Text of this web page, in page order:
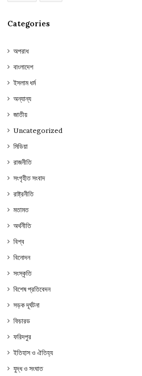
Categories
অপরাধ
বাংলাদেশ
ইসলাম ধর্ম
অন্যান্য
জাতীয়
Uncategorized
মিডিয়া
রাজনীতি
সংগৃহীত সংবাদ
রাষ্ট্রনীতি
মতামত
অর্থনীতি
বিশ্ব
বিনোদন
সংস্কৃতি
বিশেষ প্রতিবেদন
সড়ক দূর্ঘটনা
ফিচারড
ফরিদপুর
ইতিহাস ও ঐতিহ্য
যুদ্ধ ও সংঘাত